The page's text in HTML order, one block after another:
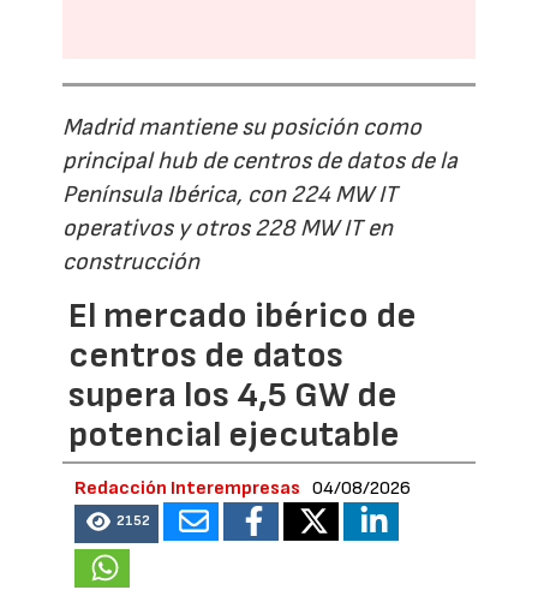
Madrid mantiene su posición como
principal hub de centros de datos de la
Península Ibérica, con 224 MW IT
operativos y otros 228 MW IT en
construcción
El mercado ibérico de
centros de datos
supera los 4,5 GW de
potencial ejecutable
Redacción Interempresas 04/08/2026
2152